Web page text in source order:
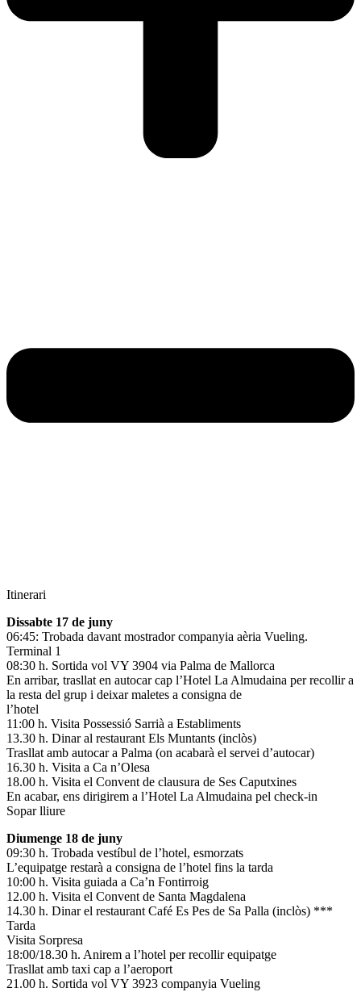
Itinerari
Dissabte 17 de juny
06:45: Trobada davant mostrador companyia aèria Vueling.
Terminal 1
08:30 h. Sortida vol VY 3904 via Palma de Mallorca
En arribar, trasllat en autocar cap l’Hotel La Almudaina per recollir a
la resta del grup i deixar maletes a consigna de
l’hotel
11:00 h. Visita Possessió Sarrià a Establiments
13.30 h. Dinar al restaurant Els Muntants (inclòs)
Trasllat amb autocar a Palma (on acabarà el servei d’autocar)
16.30 h. Visita a Ca n’Olesa
18.00 h. Visita el Convent de clausura de Ses Caputxines
En acabar, ens dirigirem a l’Hotel La Almudaina pel check-in
Sopar lliure
Diumenge 18 de juny
09:30 h. Trobada vestíbul de l’hotel, esmorzats
L’equipatge restarà a consigna de l’hotel fins la tarda
10:00 h. Visita guiada a Ca’n Fontirroig
12.00 h. Visita el Convent de Santa Magdalena
14.30 h. Dinar el restaurant Café Es Pes de Sa Palla (inclòs) ***
Tarda
Visita Sorpresa
18:00/18.30 h. Anirem a l’hotel per recollir equipatge
Trasllat amb taxi cap a l’aeroport
21.00 h. Sortida vol VY 3923 companyia Vueling